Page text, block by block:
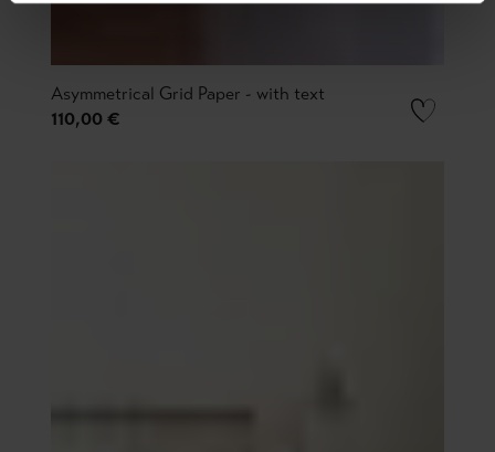
Asymmetrical Grid Paper - with text
110,00 €